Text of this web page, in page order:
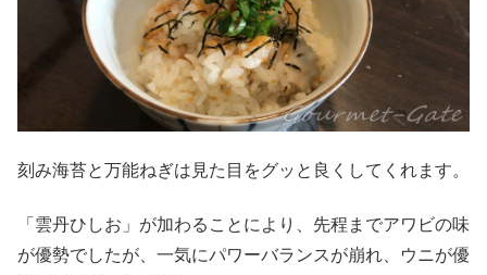
刻み海苔と万能ねぎは見た目をグッと良くしてくれます。
「雲丹ひしお」が加わることにより、先程までアワビの味
が優勢でしたが、一気にパワーバランスが崩れ、ウニが優